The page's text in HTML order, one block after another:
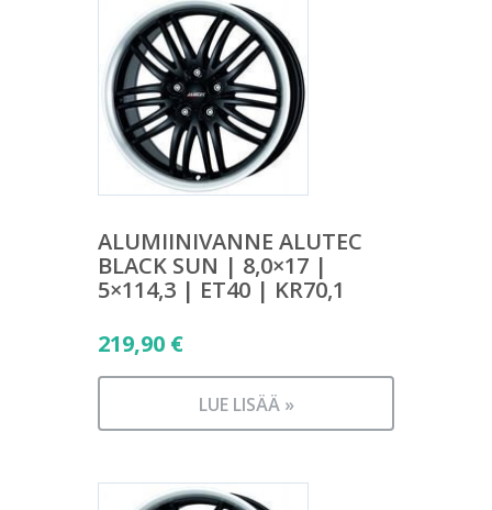
ALUMIINIVANNE ALUTEC
BLACK SUN | 8,0×17 |
5×114,3 | ET40 | KR70,1
219,90 €
LUE LISÄÄ »